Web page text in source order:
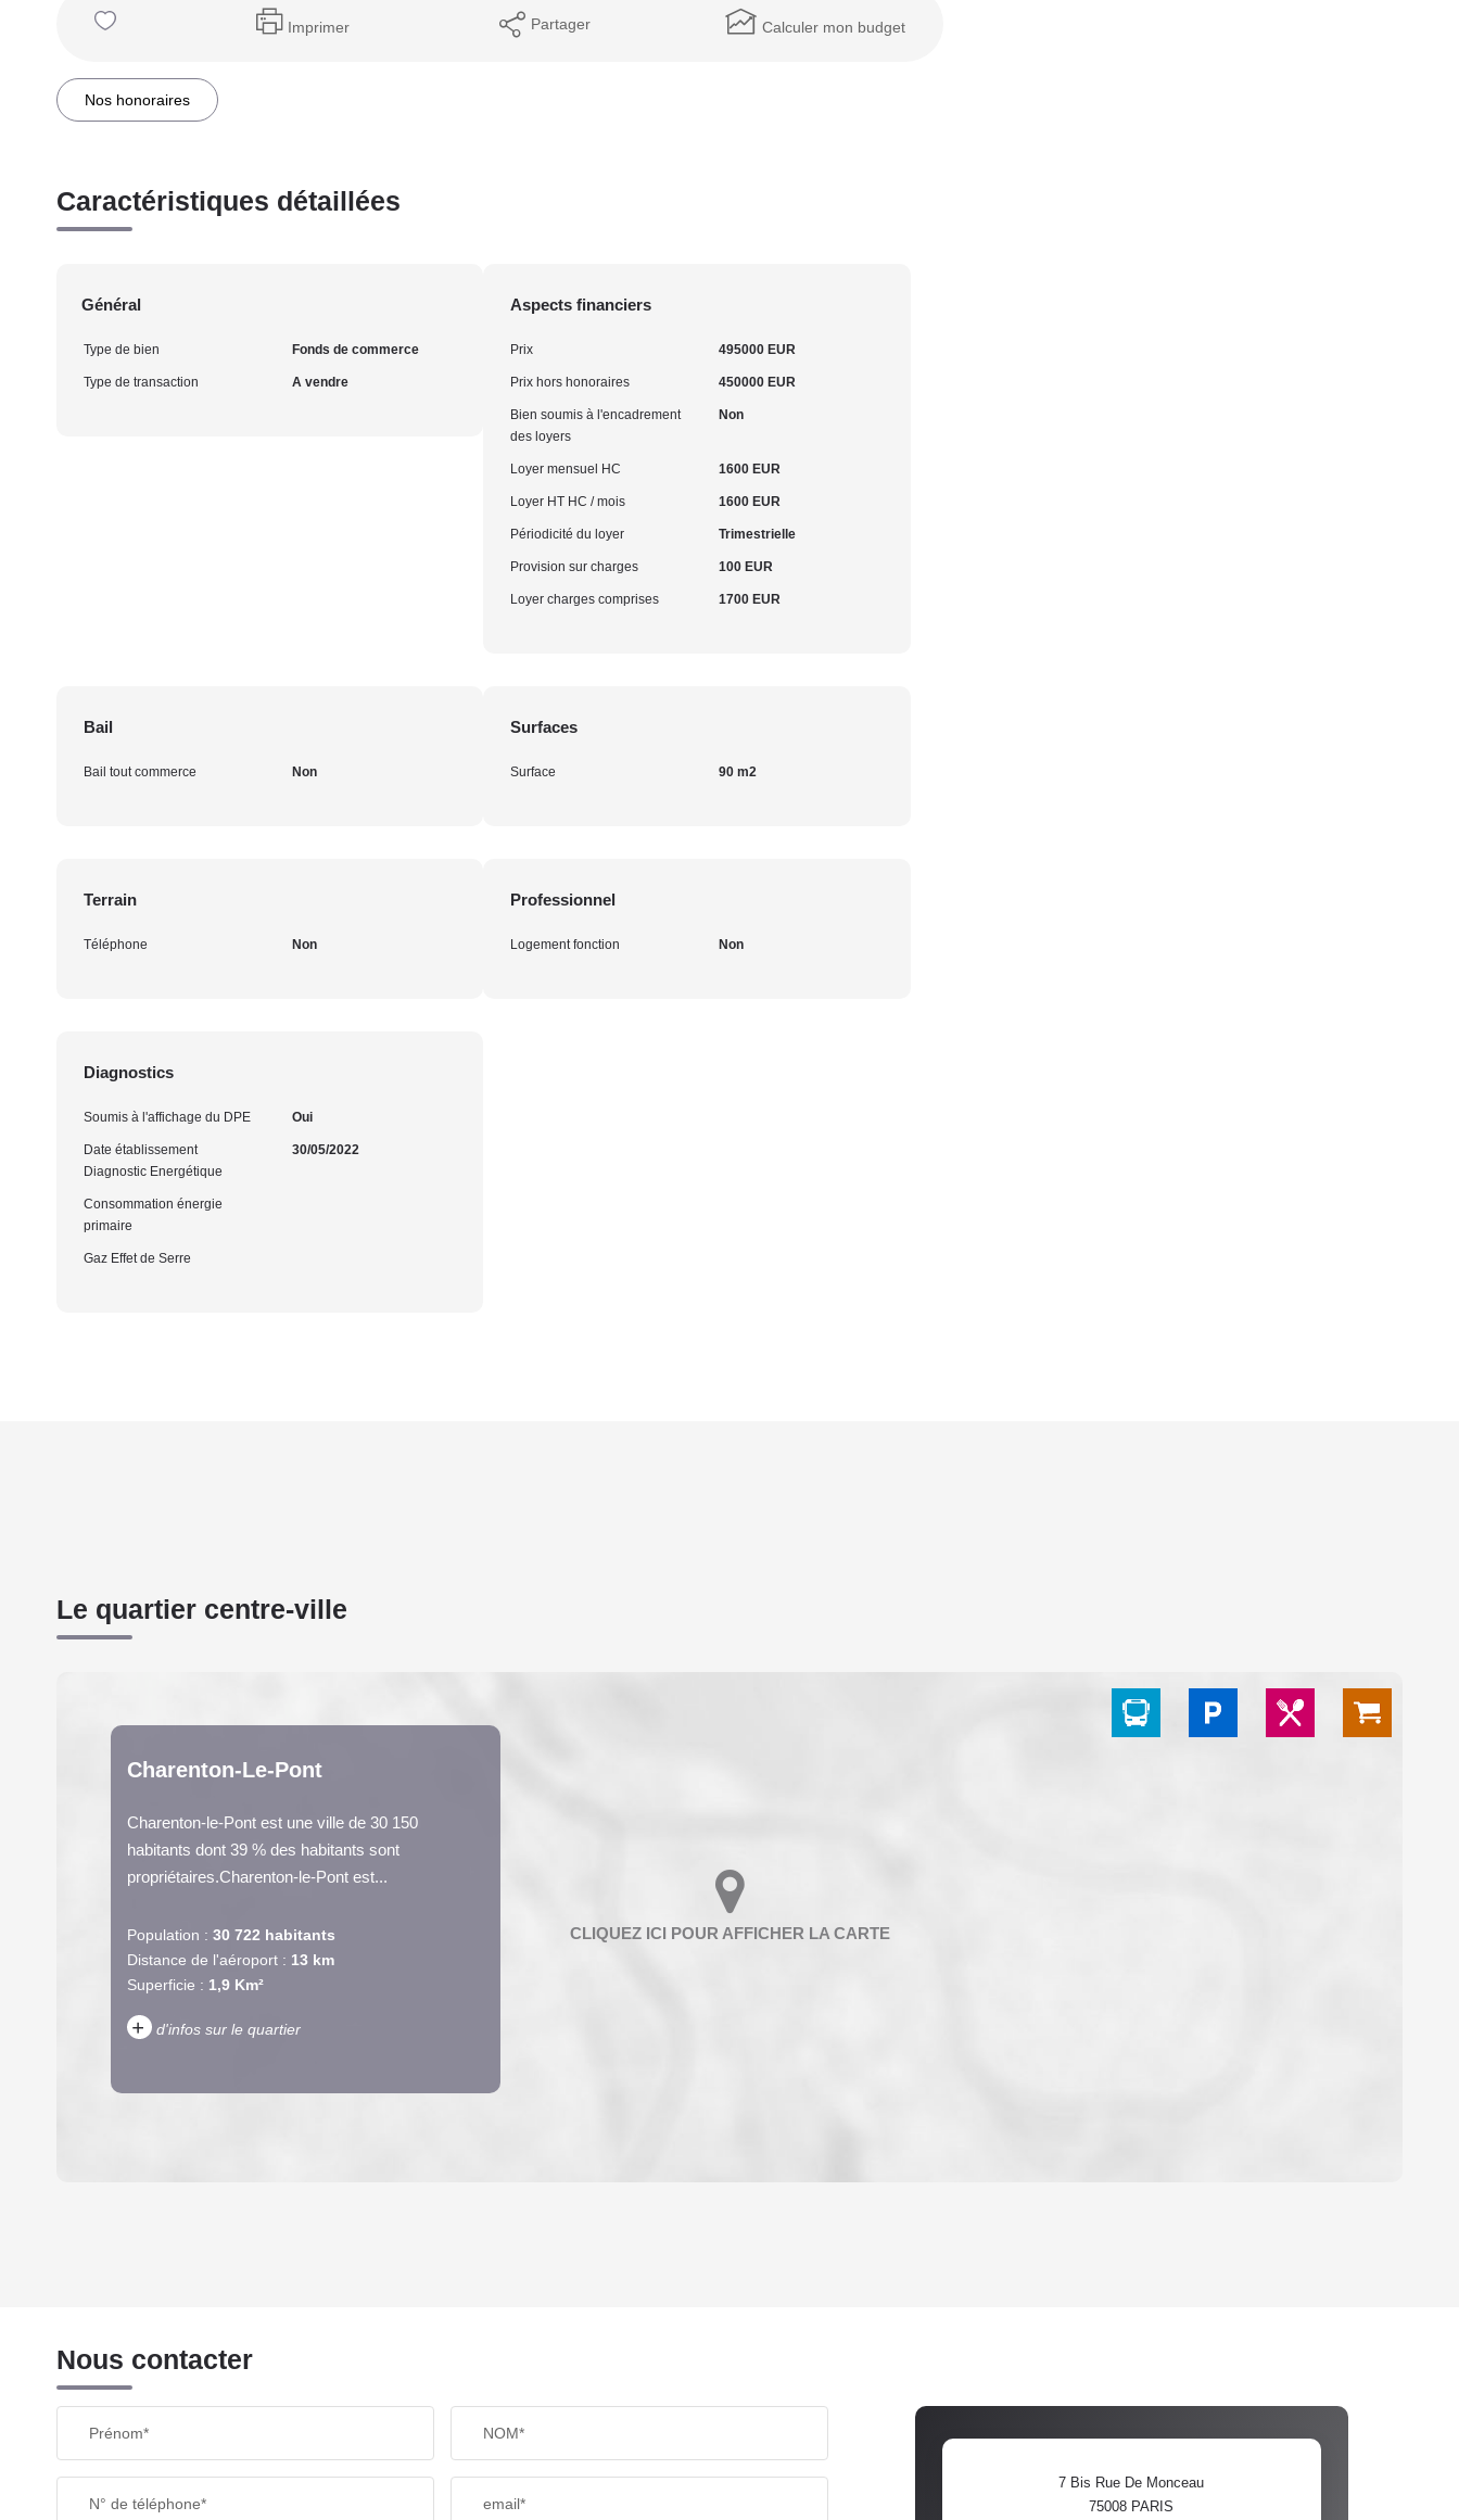
Imprimer Partager Calculer mon budget
Nos honoraires
Caractéristiques détaillées
Général
Type de bien Fonds de commerce
Type de transaction A vendre
Aspects financiers
Prix 495000 EUR
Prix hors honoraires 450000 EUR
Bien soumis à l'encadrement
des loyers
Non
Loyer mensuel HC 1600 EUR
Loyer HT HC / mois 1600 EUR
Périodicité du loyer Trimestrielle
Provision sur charges 100 EUR
Loyer charges comprises 1700 EUR
Bail
Bail tout commerce Non
Surfaces
Surface 90 m2
Terrain
Téléphone Non
Professionnel
Logement fonction Non
Diagnostics
Soumis à l'affichage du DPE Oui
Date établissement
Diagnostic Energétique
30/05/2022
Consommation énergie
primaire
Gaz Effet de Serre
Le quartier centre-ville
Charenton-Le-Pont
Charenton-le-Pont est une ville de 30 150
habitants dont 39 % des habitants sont
propriétaires.Charenton-le-Pont est...
Population : 30 722 habitants
Distance de l'aéroport : 13 km
Superficie : 1,9 Km²
+ d'infos sur le quartier
TAXE FONCIÈRE
SUPERFICIE : ECOLES ET CRÈCHES
Nous contacter
Prénom* NOM*
N° de téléphone* email*
7 Bis Rue De Monceau
75008 PARIS